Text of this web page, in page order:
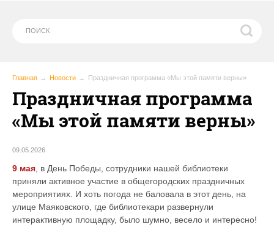
Главная Новости Праздничная программа «Мы этой памяти верны»
Праздничная программа
«Мы этой памяти верны»
09.05.2026
9 мая , в День Победы, сотрудники нашей библиотеки
приняли активное участие в общегородских праздничных
мероприятиях. И хоть погода не баловала в этот день, на
улице Маяковского, где библиотекари развернули
интерактивную площадку, было шумно, весело и интересно!